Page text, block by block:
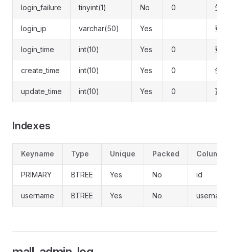
login_failure tinyint(1) No 0 失
login_ip varchar(50) Yes 登
login_time int(10) Yes 0 登
create_time int(10) Yes 0 创
update_time int(10) Yes 0 更
Indexes
Keyname Type Unique Packed Column
PRIMARY BTREE Yes No id
username BTREE Yes No username